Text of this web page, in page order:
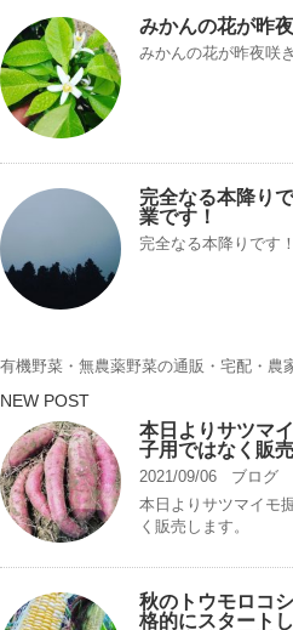
みかんの花が昨
みかんの花が昨夜咲
完全なる本降り
業です！
完全なる本降りです
有機野菜・無農薬野菜の通販・宅配・農
NEW POST
本日よりサツマ
子用ではなく販売
2021/09/06
ブログ
本日よりサツマイモ
く販売します。
秋のトウモロコ
格的にスタート